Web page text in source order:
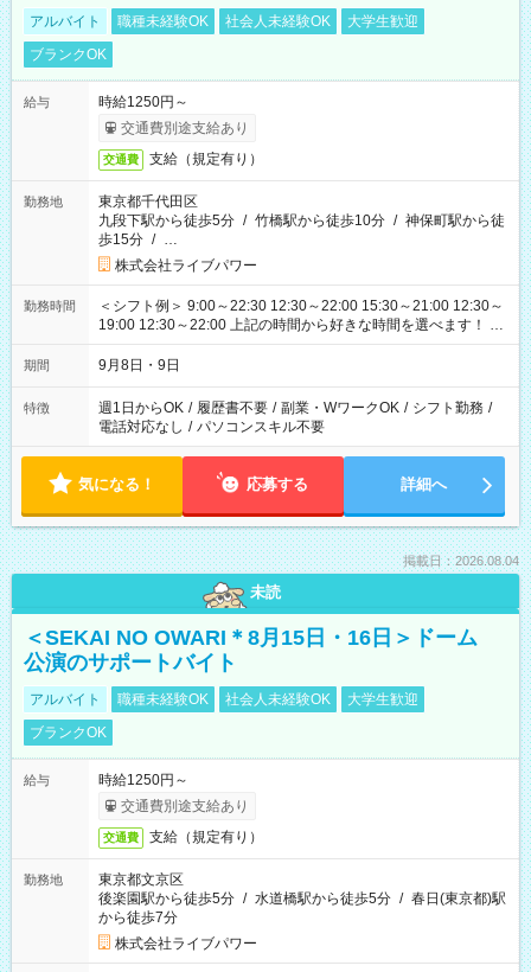
アルバイト 職種未経験OK 社会人未経験OK
大学生歓迎
ブランクOK
給与
時給1250円～
交通費別途支給あり
交通費 支給（規定有り）
勤務地
東京都千代田区
九段下駅から徒歩5分 / 竹橋駅から徒歩10分 / 神保町駅から徒
歩15分 / …
株式会社ライブパワー
勤務時間
＜シフト例＞ 9:00～22:30 12:30～22:00 15:30～21:00 12:30～
19:00 12:30～22:00 上記の時間から好きな時間を選べます！ ※
時間は変更となる可能性があります
期間 9月8日・9日
特徴 週1日からOK / 履歴書不要 / 副業・WワークOK / シフト勤務 /
電話対応なし / パソコンスキル不要
気になる！ 応募する 詳細へ
掲載日：2026.08.04
未読
＜SEKAI NO OWARI＊8月15日・16日＞ドーム
公演のサポートバイト
アルバイト 職種未経験OK 社会人未経験OK
大学生歓迎
ブランクOK
給与
時給1250円～
交通費別途支給あり
交通費 支給（規定有り）
勤務地
東京都文京区
後楽園駅から徒歩5分 / 水道橋駅から徒歩5分 / 春日(東京都)駅
から徒歩7分
株式会社ライブパワー